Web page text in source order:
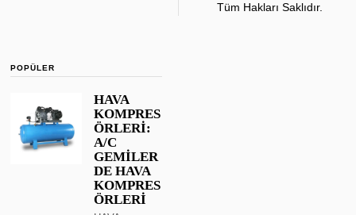
Tüm Hakları Saklıdır.
POPÜLER
HAVA
KOMPRES
ÖRLERİ:
A/C
GEMİLER
DE HAVA
KOMPRES
ÖRLERİ